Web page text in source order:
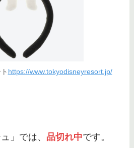
https://www.tokyodisneyresort.jp/
」では、 品切れ中です。